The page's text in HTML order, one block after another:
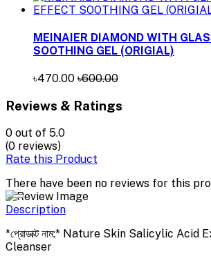
MEINAIER DIAMOND WITH
SOOTHING GEL (ORIGIAL)
৳470.00 ৳600.00
Reviews & Ratings
0 out of 5.0
(0 reviews)
Rate this Product
There have been no reviews for this
Description
*প্রোডাক্ট নাম:* Nature Skin Salicylic
Cleanser